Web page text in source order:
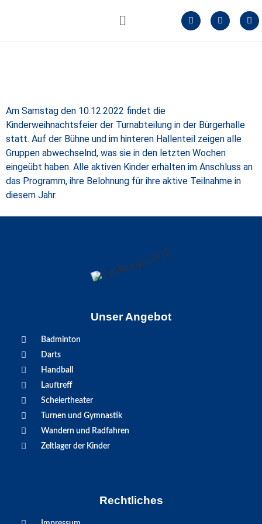
Am Samstag den 10.12.2022 findet die
Kinderweihnachtsfeier der Turnabteilung in der Bürgerhalle
statt. Auf der Bühne und im hinteren Hallenteil zeigen alle
Gruppen abwechselnd, was sie in den letzten Wochen
eingeübt haben. Alle aktiven Kinder erhalten im Anschluss an
das Programm, ihre Belohnung für ihre aktive Teilnahme in
diesem Jahr.
Unser Angebot
Badminton
Darts
Handball
Lauftreff
Scheiertheater
Turnen und Gymnastik
Wandern und Radfahren
Zeltlager der Kinder
Rechtliches